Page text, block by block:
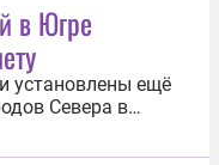
в Югре
установлены ещё
Севера в
к сотовой
живут в